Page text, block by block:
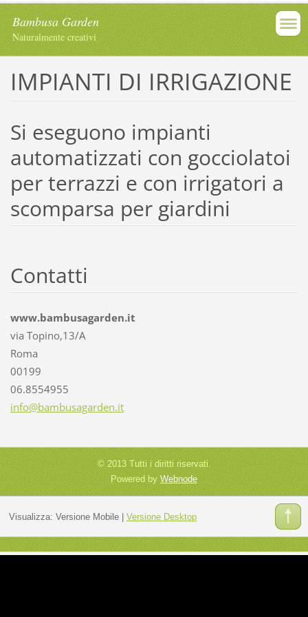
Bambusa Garden
Naturalmente creativi
IMPIANTI DI IRRIGAZIONE
Si eseguono impianti
automatizzati con gocciolatoi
per terrazzi e con irrigatori a
scomparsa per giardini
Contatti
www.bambusagarden.it
via Topino,13/A
Roma
00199
06.8554955
info@bambusagarden.it
© 2013 Tutti i diritti riservati.
Powered by Webnode
Visualizza: Versione Mobile| Versione Desktop